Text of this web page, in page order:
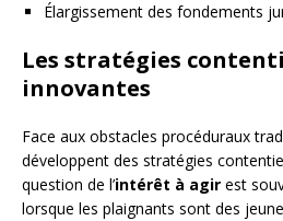
Élargissement des fondements
Les stratégies
innovantes
Face aux obstacles procéduraux
développent des stratégies
question de l’intérêt à agir est
lorsque les plaignants sont des